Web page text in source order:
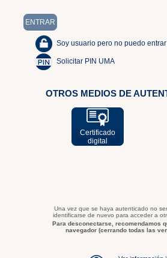
Soy usuario pero no puedo entrar
Solicitar PIN UMA
OTROS MEDIOS DE
Certificado
digital
Una vez que se haya autenticado no
identificarse de nuevo para acceder a
Para desconectarse, recomendamos
navegador (cerrando todas las